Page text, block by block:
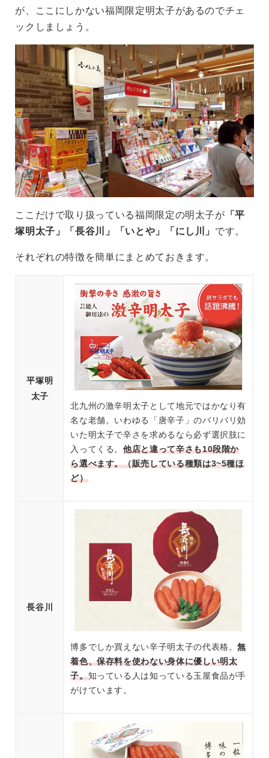
が、ここにしかない福岡限定明太子があるのでチェ
ックしましょう。
ここだけで取り扱っている福岡限定の明太子が 「平
塚明太子」「長谷川」「いとや」「にし川」 です。
それぞれの特徴を簡単にまとめておきます。
平塚明
太子
北九州の激辛明太子として地元ではかなり有
名な老舗。いわゆる「唐辛子」のバリバリ効
いた明太子で辛さを求めるなら必ず選択肢に
入ってくる。他店と違って辛さも10段階か
ら選べます。（販売している種類は3~5種ほ
ど）
長谷川
博多でしか買えない辛子明太子の代表格。無
着色、保存料を使わない身体に優しい明太
子。知っている人は知っている玉屋食品が手
がけています。